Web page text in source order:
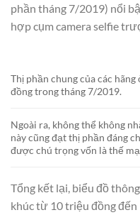
phần tháng 7/2019) nổi
hợp cụm camera selfie
Thị phần chung của các
đồng trong tháng 7/2019.
Ngoài ra, không thể không
này cũng đạt thị phần đáng
được chú trọng vốn là thế
Tổng kết lại, biểu đồ
khúc từ 10 triệu đồng